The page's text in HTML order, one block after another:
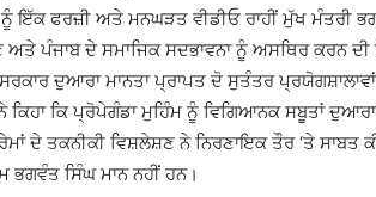
ਇੱਕ ਫਰਜ਼ੀ ਅਤੇ ਮਨਘੜਤ ਵੀਡੀਓ ਰਾਹੀਂ ਮੁੱਖ ਮੰਤਰੀ
ਅਤੇ ਪੰਜਾਬ ਦੇ ਸਮਾਜਿਕ ਸਦਭਾਵਨਾ ਨੂੰ ਅਸਥਿਰ ਕਰਨ
ਦੁਆਰਾ ਮਾਨਤਾ ਪ੍ਰਾਪਤ ਦੋ ਸੁਤੰਤਰ
ਕਿ ਪ੍ਰੋਪੇਗੰਡਾ ਮੁਹਿੰਮ ਨੂੰ ਵਿਗਿਆਨਕ ਸਬੂਤਾਂ
ਦੇ ਤਕਨੀਕੀ ਵਿਸ਼ਲੇਸ਼ਣ ਨੇ ਨਿਰਣਾਇਕ ਤੌਰ ‘ਤੇ ਸਾਬਤ
ਭਗਵੰਤ ਸਿੰਘ ਮਾਨ ਨਹੀਂ ਹਨ।